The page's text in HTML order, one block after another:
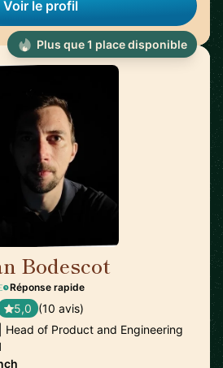
Voir le profil
Bodescot
Réponse rapide
5,0 (10 avis)
Head of Product and Engineering
Plus que 1 place disponible